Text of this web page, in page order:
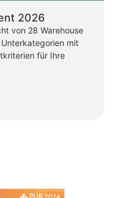
2026
von 28 Warehouse
mit
für Ihre